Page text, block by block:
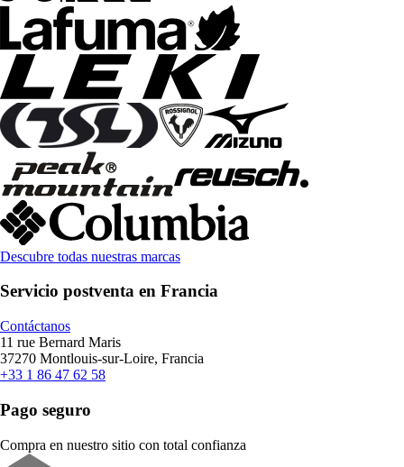
Descubre todas nuestras marcas
Servicio postventa en Francia
Contáctanos
11 rue Bernard Maris
37270 Montlouis-sur-Loire, Francia
+33 1 86 47 62 58
Pago seguro
Compra en nuestro sitio con total confianza